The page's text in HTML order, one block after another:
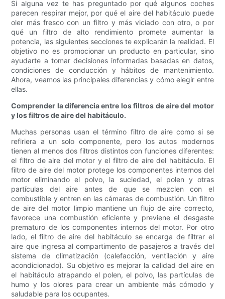
Si alguna vez te has preguntado por qué algunos coches
parecen respirar mejor, por qué el aire del habitáculo puede
oler más fresco con un filtro y más viciado con otro, o por
qué un filtro de alto rendimiento promete aumentar la
potencia, las siguientes secciones te explicarán la realidad. El
objetivo no es promocionar un producto en particular, sino
ayudarte a tomar decisiones informadas basadas en datos,
condiciones de conducción y hábitos de mantenimiento.
Ahora, veamos las principales diferencias y cómo elegir entre
ellas.
Comprender la diferencia entre los filtros de aire del motor
y los filtros de aire del habitáculo.
Muchas personas usan el término filtro de aire como si se
refiriera a un solo componente, pero los autos modernos
tienen al menos dos filtros distintos con funciones diferentes:
el filtro de aire del motor y el filtro de aire del habitáculo. El
filtro de aire del motor protege los componentes internos del
motor eliminando el polvo, la suciedad, el polen y otras
partículas del aire antes de que se mezclen con el
combustible y entren en las cámaras de combustión. Un filtro
de aire del motor limpio mantiene un flujo de aire correcto,
favorece una combustión eficiente y previene el desgaste
prematuro de los componentes internos del motor. Por otro
lado, el filtro de aire del habitáculo se encarga de filtrar el
aire que ingresa al compartimento de pasajeros a través del
sistema de climatización (calefacción, ventilación y aire
acondicionado). Su objetivo es mejorar la calidad del aire en
el habitáculo atrapando el polen, el polvo, las partículas de
humo y los olores para crear un ambiente más cómodo y
saludable para los ocupantes.